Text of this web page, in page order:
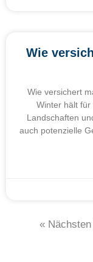
Wie
Wie versichert
Winter hält
Landschaften
auch potenzielle
«